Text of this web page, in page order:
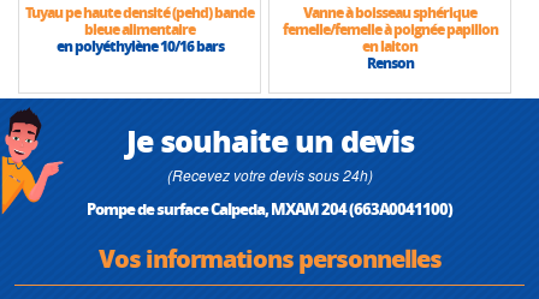
Tuyau pe haute densité (pehd) bande
bleue alimentaire
en polyéthylène 10/16 bars
Vanne à boisseau sphérique
femelle/femelle à poignée papillon
en laiton
Renson
Je souhaite un devis
(Recevez votre devis sous 24h)
Pompe de surface Calpeda, MXAM 204 (663A0041100)
Vos informations personnelles